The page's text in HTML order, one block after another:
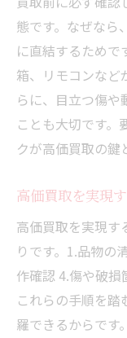
態です。なぜなら
に直結するためで
箱、リモコンなど
らに、目立つ傷
ことも大切です。
クが高価買取の鍵
高価買取を実現
高価買取を実現す
りです。1.品物の
作確認 4.傷や破損
これらの手順を
羅できるからです